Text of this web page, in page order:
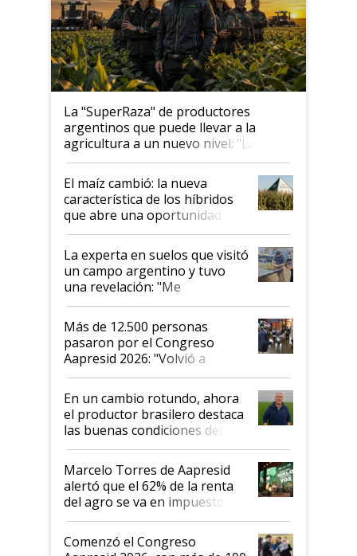
La "SuperRaza" de productores
argentinos que puede llevar a la
agricultura a un nuevo nivel: "Las
posibilidades de crecimiento son
infinitas"
El maíz cambió: la nueva
característica de los híbridos
que abre una oportunidad en
el lote
La experta en suelos que visitó
un campo argentino y tuvo
una revelación: "Me
impresionó mucho"
Más de 12.500 personas
pasaron por el Congreso
Aapresid 2026: "Volvió a
demostrar que hablar del
suelo es hablar de todo el
sistema productivo"
En un cambio rotundo, ahora
el productor brasilero destaca
las buenas condiciones del
agro argentino para invertir:
"Los veo más motivados"
Marcelo Torres de Aapresid
alertó que el 62% de la renta
del agro se va en impuestos:
"No es bueno que en
Argentina se sigan discutiendo
las mismas cosas de hace 50
Comenzó el Congreso